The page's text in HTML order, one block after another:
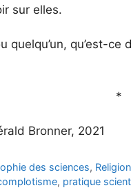
sur elles.
quelqu’un, qu’est-
*
Bronner, 2021
des sciences,
, pratique